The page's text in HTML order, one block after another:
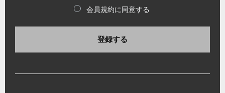
会員規約に同意する
登録する